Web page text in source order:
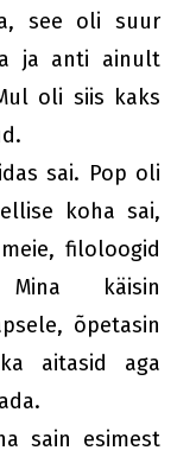
see oli suur
ja anti ainult
oli siis kaks
sai. Pop oli
koha sai,
filoloogid
Mina käisin
õpetasin
aitasid aga
sain esimest